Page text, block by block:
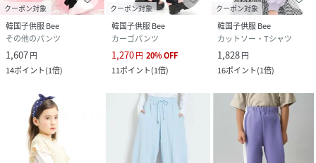
クーポン対象
韓国子供服 Bee
その他のパンツ
1,607円
14ポイント(1倍)
クーポン対象
韓国子供服 Bee
カーゴパンツ
1,270円 20%OFF
11ポイント(1倍)
クーポン対象
韓国子供服 Bee
カットソー・Tシャツ
1,828円
16ポイント(1倍)